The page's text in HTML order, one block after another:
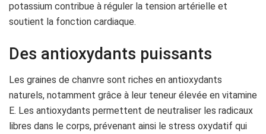
potassium contribue à réguler la tension artérielle et
soutient la fonction cardiaque.
Des antioxydants puissants
Les graines de chanvre sont riches en antioxydants
naturels, notamment grâce à leur teneur élevée en vitamine
E. Les antioxydants permettent de neutraliser les radicaux
libres dans le corps, prévenant ainsi le stress oxydatif qui